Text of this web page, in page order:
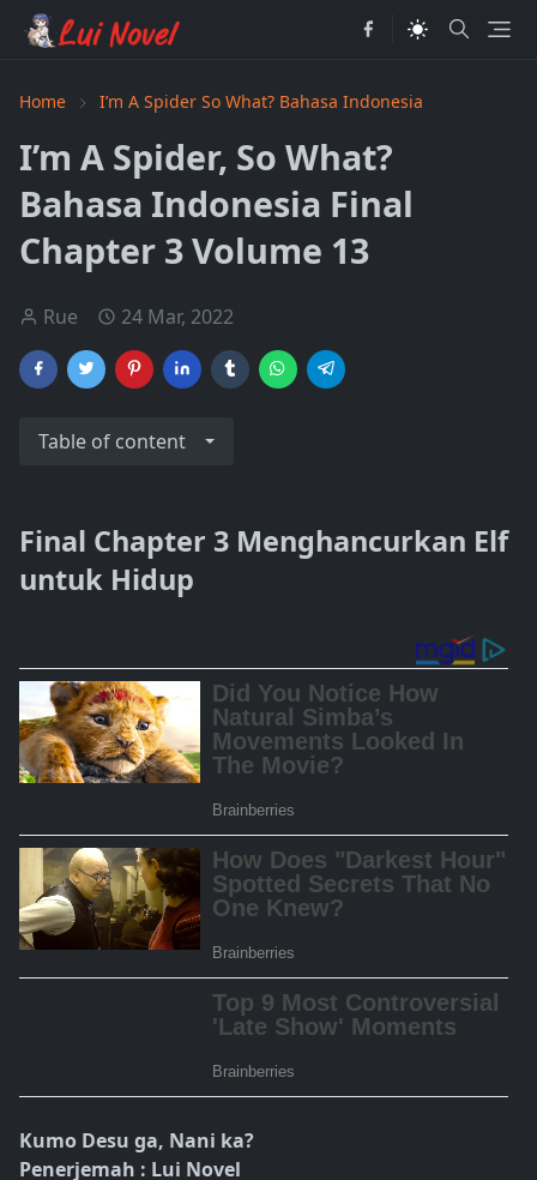
Home I’m A Spider So What? Bahasa Indonesia
I’m A Spider, So What?
Bahasa Indonesia Final
Chapter 3 Volume 13
Rue 24 Mar, 2022
Table of content
Final Chapter 3 Menghancurkan Elf
untuk Hidup
Kumo Desu ga, Nani ka?
Penerjemah : Lui Novel